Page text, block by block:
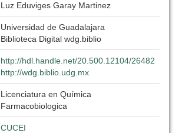
Luz Eduviges Garay Martinez
Universidad de Guadalajara
Biblioteca Digital wdg.biblio
http://hdl.handle.net/20.500.12104/26482
http://wdg.biblio.udg.mx
Licenciatura en Química
Farmacobiologica
CUCEI